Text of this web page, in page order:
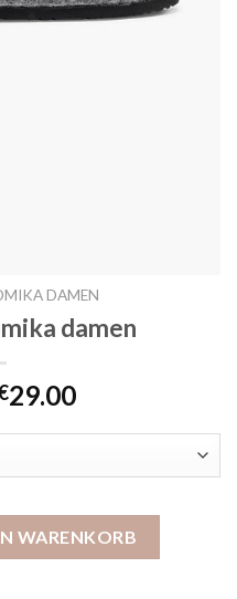
DAMEN
damen
29.00
WARENKORB